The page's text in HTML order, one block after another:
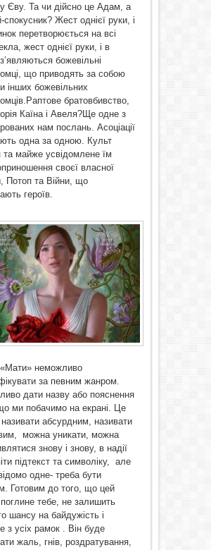
Єву. Та чи дійсно це Адам, а
спокусник? Жест однієї руки, і
перетворюється на всі
жест однієї руки, і в
божевільні
що приводять за собою
інших божевільних
братовбивство,
Каїна і Авеля?Ще одне з
нам послань. Асоціації
одна за одною. Культ
та майже усвідомлене їм
своєї власної
Потоп та Війни, що
героїв.
неможливо
за певним жанром.
дати назву або пояснення
ми побачимо на екрані. Це
абсурдним, називати
можна уникати, можна
знову і знову, в надії
підтекст та символіку, але
одне- треба бути
Готовим до того, що цей
тебе, не залишить
шансу на байдужість і
з усіх рамок . Він буде
жаль, гнів, роздратування,